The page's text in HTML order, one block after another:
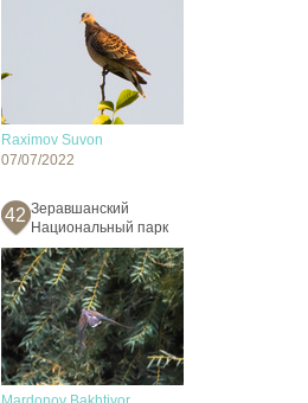
Raximov Suvon
07/07/2022
42 Зеравшанский
Национальный парк